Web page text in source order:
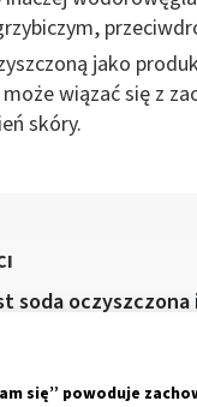
jako
wiązać się z
skóry.
soda oczyszczona
soda
na
się” powoduje